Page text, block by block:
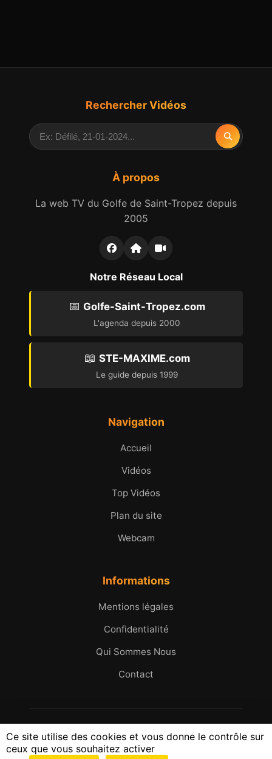
À propos
La web TV du Golfe de Saint-Tropez depuis
2005
Notre Réseau Local
📅 Golfe-Saint-Tropez.com
L'agenda depuis 2000
📖 STE-MAXIME.com
Le guide depuis 1999
Navigation
Accueil
Vidéos
Top Vidéos
Plan du site
Webcam
Informations
Mentions légales
Confidentialité
Qui Sommes Nous
Contact
Rechercher Vidéos
© 2005 - 2026 Micromax.tv. Tous droits réservés.
25 ans d'images et d'histoires du Golfe de Saint-
Ce site utilise des cookies et vous donne le contrôle sur
ceux que vous souhaitez activer